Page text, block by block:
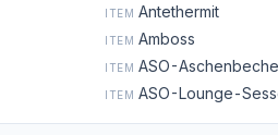
ITEM Antethermit
ITEM Amboss
ITEM ASO-
ITEM ASO-Lounge-